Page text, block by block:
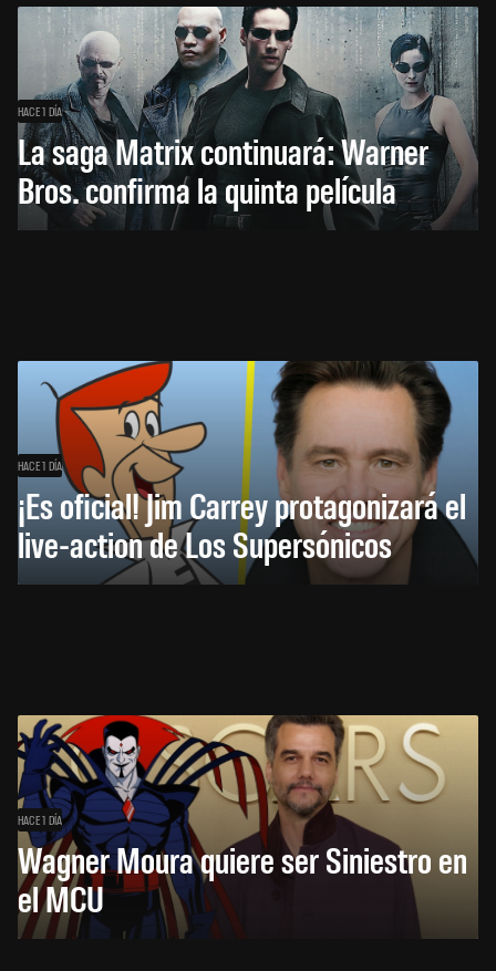
HACE 1 DÍA
La saga Matrix continuará: Warner
Bros. confirma la quinta película
HACE 1 DÍA
¡Es oficial! Jim Carrey protagonizará el
live-action de Los Supersónicos
HACE 1 DÍA
Wagner Moura quiere ser Siniestro en
el MCU